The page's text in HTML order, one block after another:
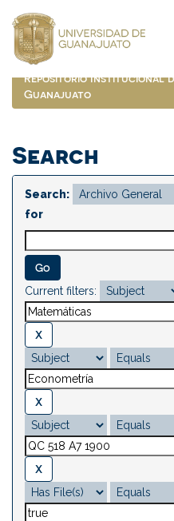
navigation
Repositorio Institucional
Guanajuato
Search
Search:
for
Current filters: